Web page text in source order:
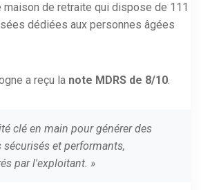
maison de retraite qui dispose de 111
dédiées aux personnes âgées
a reçu la note MDRS de 8/10.
clé en main pour générer des
et performants,
par l'exploitant. »